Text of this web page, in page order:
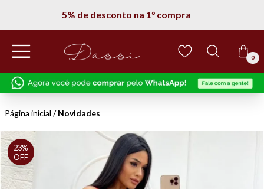
5% de desconto na 1° compra
0
Página inicial /Novidades
23%
OFF